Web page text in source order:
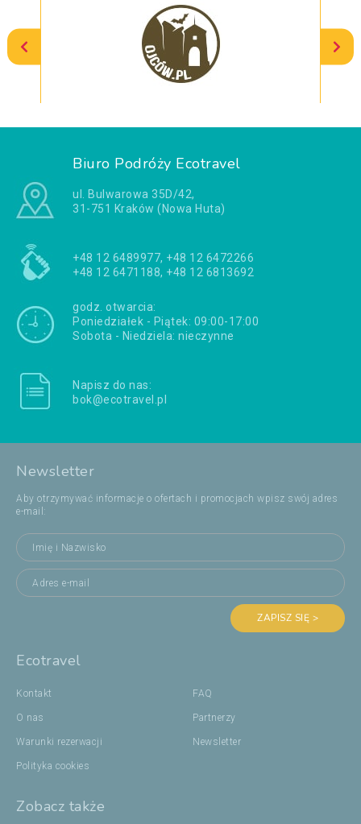
Biuro Podróży Ecotravel
ul. Bulwarowa 35D/42,
31-751 Kraków (Nowa Huta)
+48 12 6489977, +48 12 6472266
+48 12 6471188, +48 12 6813692
godz. otwarcia:
Poniedziałek - Piątek: 09:00-17:00
Sobota - Niedziela: nieczynne
Napisz do nas:
bok@ecotravel.pl
Newsletter
Aby otrzymywać informacje o ofertach i promocjach wpisz swój adres
e-mail:
ZAPISZ SIĘ >
Ecotravel
Kontakt
O nas
Warunki rezerwacji
Polityka cookies
FAQ
Partnerzy
Newsletter
Zobacz także